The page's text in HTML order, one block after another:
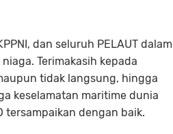
dan seluruh PELAUT dalam
Terimakasih kepada
tidak langsung, hingga
keselamatan maritime dunia
tersampaikan dengan baik.